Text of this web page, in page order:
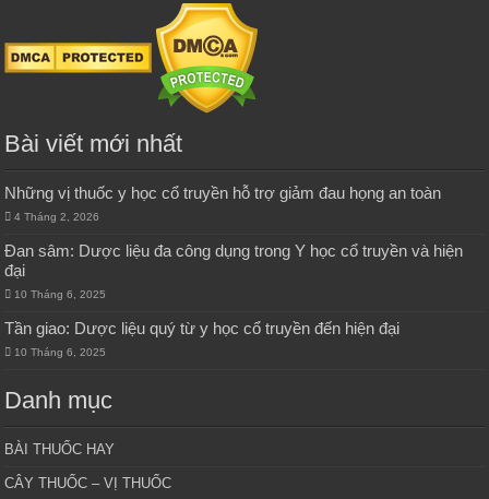
Bài viết mới nhất
Những vị thuốc y học cổ truyền hỗ trợ giảm đau họng an toàn
4 Tháng 2, 2026
Đan sâm: Dược liệu đa công dụng trong Y học cổ truyền và hiện
đại
10 Tháng 6, 2025
Tần giao: Dược liệu quý từ y học cổ truyền đến hiện đại
10 Tháng 6, 2025
Danh mục
BÀI THUỐC HAY
CÂY THUỐC – VỊ THUỐC